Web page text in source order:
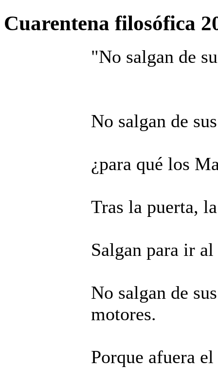
Cuarentena filosófica
"No salgan de
No salgan de
¿para qué los
Tras la puerta,
Salgan para ir
No salgan de
motores.
Porque afuera